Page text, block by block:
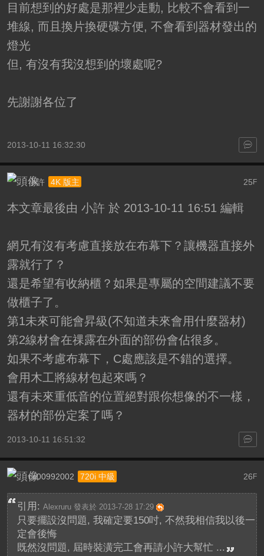
目前想到的好處是那裡少走動, 比較不會看到一
堆線, 而且換片換硬碟方便, 不會看到器材發出的
燈光
但, 有沒有我沒想到的壞處呢?
先謝謝各位了
2013-10-11 16:32:30
25 F
小許 4K 版主
本文章最後由 小許 於 2013-10-11 16:51 編輯
網兄有沒有考慮直接放在布幕下？讓機器直接外
露就行了？
還是希望有收納櫃？如果是專屬的空間建議不要
做櫃子了。
第1未來可能會昇級(不知道未來會用什麼器材)
第2線材會在祼露在外面的部份會佔很多。
如果不考慮布幕下，C處應該是不錯的選擇。
會用木工將線材包起來嗎？
還有未來重低音的位置絕對跟你想像的不一樣，
器材的部份定案了嗎？
2013-10-11 16:51:32
26 F
cc00992002 720i 中級
引用: Alexruru 發表於 2013-7-28 17:29
只要擺設沒問題, 我確定要150吋, 不然我相信我以後一
定會後悔
既然沒問題, 屆時裝潢完工會再請小許大幫忙 ...